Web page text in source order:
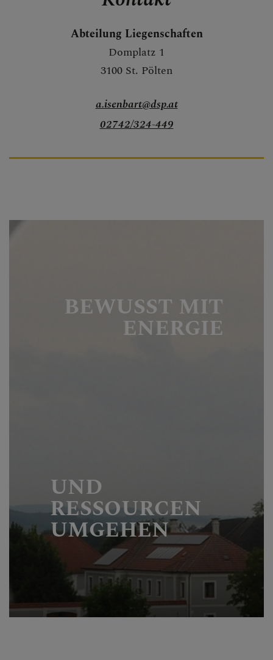
Abteilung Liegenschaften
Domplatz 1
3100 St. Pölten
a.isenbart@dsp.at
02742/324-449
BEWUSST MIT
ENERGIE
UND
RESSOURCEN
UMGEHEN